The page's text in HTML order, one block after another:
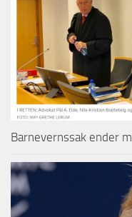
Barnevernssak ender